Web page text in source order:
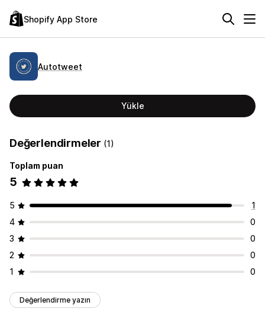
Shopify App Store
Autotweet
Yükle
Değerlendirmeler (1)
Toplam puan
5
5
1
4
0
3
0
2
0
1
0
Değerlendirme yazın